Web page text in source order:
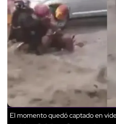
El momento quedó captado en